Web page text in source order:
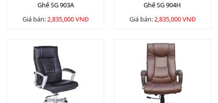
Ghế SG 903A
Giá bán:2,835,000 VNĐ
Ghế SG 904H
Giá bán:2,835,000 VNĐ